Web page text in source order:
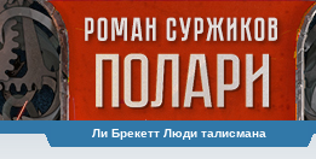
Ли Брекетт Люди талисмана